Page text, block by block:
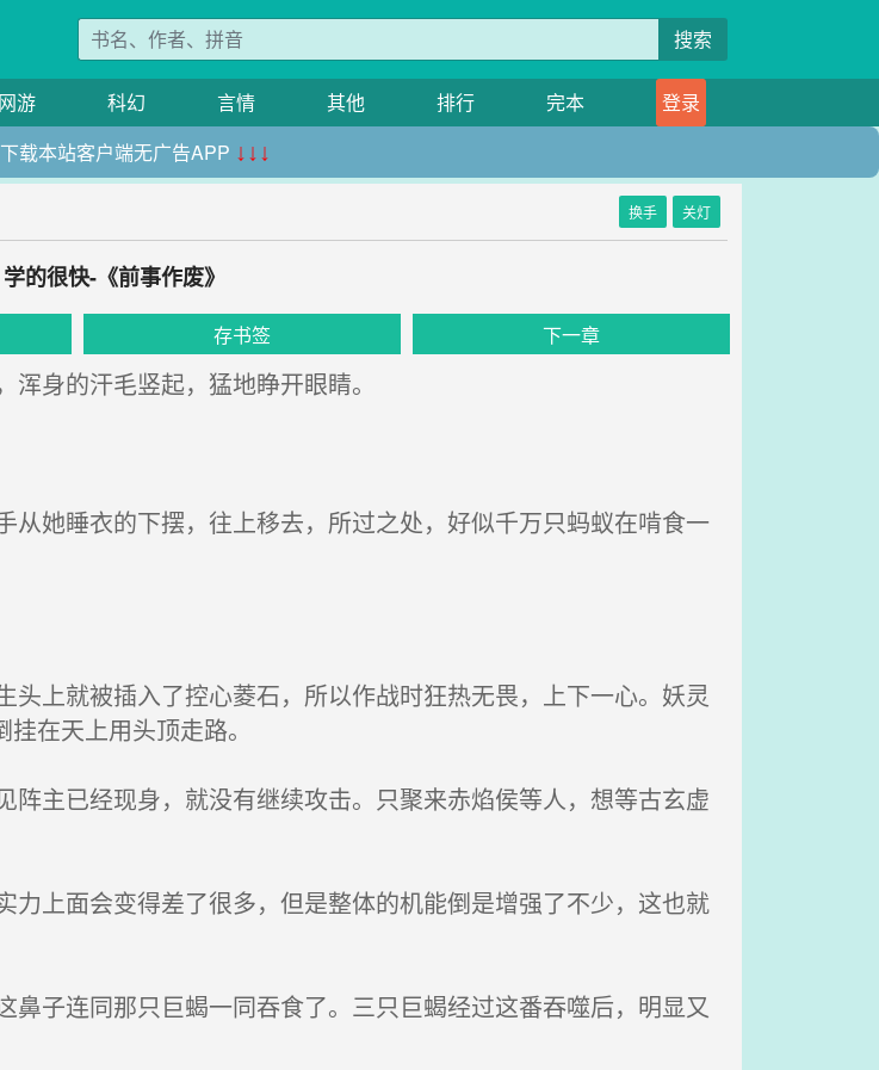
搜索
网游 科幻 言情 其他 排行 完本
登录
载本站客户端无广告APP ↓↓↓
换手 关灯
的很快-《前事作废》
存书签 下一章
身的汗毛竖起，猛地睁开眼睛。
她睡衣的下摆，往上移去，所过之处，好似千万只蚂蚁在啃食一
上就被插入了控心菱石，所以作战时狂热无畏，上下一心。妖灵
在天上用头顶走路。
主已经现身，就没有继续攻击。只聚来赤焰侯等人，想等古玄虚
上面会变得差了很多，但是整体的机能倒是增强了不少，这也就
子连同那只巨蝎一同吞食了。三只巨蝎经过这番吞噬后，明显又